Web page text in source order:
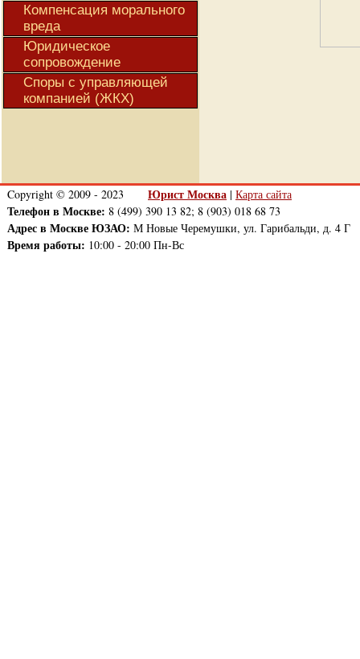
Компенсация морального
вреда
Юридическое
сопровождение
Споры с управляющей
компанией (ЖКХ)
Copyright © 2009 - 2023 Юрист Москва | Карта сайта
Телефон в Москве: 8 (499) 390 13 82; 8 (903) 018 68 73
Адрес в Москве ЮЗАО: М Новые Черемушки, ул. Гарибальди, д. 4 Г
Время работы: 10:00 - 20:00 Пн-Вс